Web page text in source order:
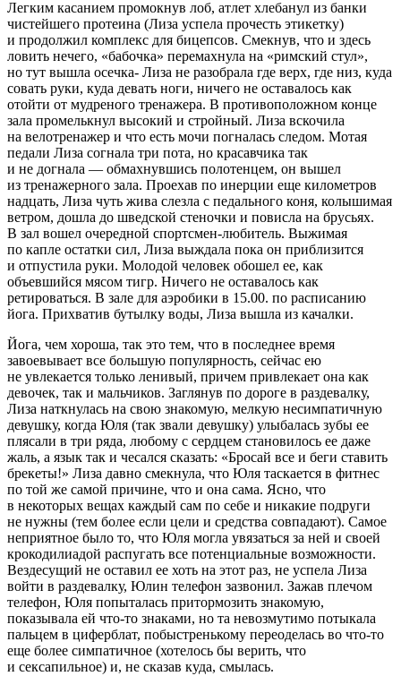
Легким касанием промокнув лоб, атлет хлебанул из банки
чистейшего протеина (Лиза успела прочесть этикетку)
и продолжил комплекс для бицепсов. Смекнув, что и здесь
ловить нечего, «бабочка» перемахнула на «римский стул»,
но тут вышла осечка- Лиза не разобрала где верх, где низ, куда
совать руки, куда девать ноги, ничего не оставалось как
отойти от мудреного тренажера. В противоположном конце
зала промелькнул высокий и стройный. Лиза вскочила
на велотренажер и что есть мочи погналась следом. Мотая
педали Лиза согнала три пота, но красавчика так
и не догнала — обмахнувшись полотенцем, он вышел
из тренажерного зала. Проехав по инерции еще километров
надцать, Лиза чуть жива слезла с педального коня, колышимая
ветром, дошла до шведской стеночки и повисла на брусьях.
В зал вошел очередной спортсмен-любитель. Выжимая
по капле остатки сил, Лиза выждала пока он приблизится
и отпустила руки. Молодой человек обошел ее, как
объевшийся мясом тигр. Ничего не оставалось как
ретироваться. В зале для аэробики в 15.00. по расписанию
йога. Прихватив бутылку воды, Лиза вышла из качалки.
Йога, чем хороша, так это тем, что в последнее время
завоевывает все большую популярность, сейчас ею
не увлекается только ленивый, причем привлекает она как
девочек, так и мальчиков. Заглянув по дороге в раздевалку,
Лиза наткнулась на свою знакомую, мелкую несимпатичную
девушку, когда Юля (так звали девушку) улыбалась зубы ее
плясали в три ряда, любому с сердцем становилось ее даже
жаль, а язык так и чесался сказать: «Бросай все и беги ставить
брекеты!» Лиза давно смекнула, что Юля таскается в фитнес
по той же самой причине, что и она сама. Ясно, что
в некоторых вещах каждый сам по себе и никакие подруги
не нужны (тем более если цели и средства совпадают). Самое
неприятное было то, что Юля могла увязаться за ней и своей
крокодилиадой распугать все потенциальные возможности.
Вездесущий не оставил ее хоть на этот раз, не успела Лиза
войти в раздевалку, Юлин телефон зазвонил. Зажав плечом
телефон, Юля попыталась притормозить знакомую,
показывала ей что-то знаками, но та невозмутимо потыкала
пальцем в циферблат, побыстренькому переоделась во что-то
еще более симпатичное (хотелось бы верить, что
и сексапильное) и, не сказав куда, смылась.